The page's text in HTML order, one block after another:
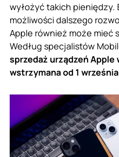
wyłożyć takich pieniędzy.
możliwości dalszego
Apple również może mieć
Według specjalistów
sprzedaż urządzeń Apple
wstrzymana od 1